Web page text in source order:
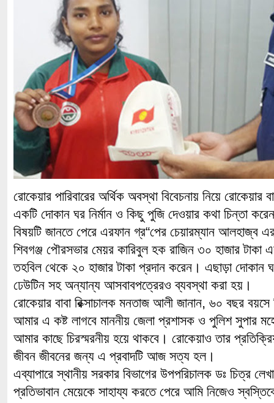
রোকেয়ার পারিবারের অর্থিক অবস্থা বিবেচনায় নিয়ে রোকেয়ার
একটি দোকান ঘর নির্মান ও কিছু পুজি দেওয়ার কথা চিন্তা
বিষয়টি জানতে পেরে এরফান গ্র“পের চেয়ারম্যান আলহাজ্ব
শিবগঞ্জ পৌরসভার মেয়র কারিবুল হক রাজিন ৩০ হাজার টাকা
তহবিল থেকে ২০ হাজার টাকা প্রদান করেন। এছাড়া দোকান
ঢেউটিন সহ অন্যান্য আসবাবপত্রেরও ব্যবস্থা করা হয়।
রোকেয়ার বাবা রিক্সাচালক মনতাজ আলী জানান, ৬০ বছর বয়সে
আমার এ কষ্ট লাগবে মাননীয় জেলা প্রশাসক ও পুলিশ সুপার
আমার কাছে চিরস্মরনীয় হয়ে থাকবে। রোকেয়াও তার
জীবন জীবনের জন্য এ প্রবাদটি আজ সত্য হল।
এব্যাপারে স্থানীয় সরকার বিভাগের উপপরিচালক ডঃ চিত্র
প্রতিভাবান মেয়েকে সাহায্য করতে পেরে আমি নিজেও